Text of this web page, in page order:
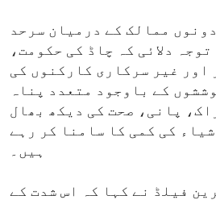
کو دونوں ممالک کے درمیان سرحد
دلائی کہ چاڈ کی حکومت،
اور غیر سرکاری کارکنوں کی
کے باوجود متعدد پناہ
پانی، صحت کی دیکھ بھال
کی کمی کا سامنا کر رہے
ہیں۔
فیلڈ نے کہا کہ اس شدت کے